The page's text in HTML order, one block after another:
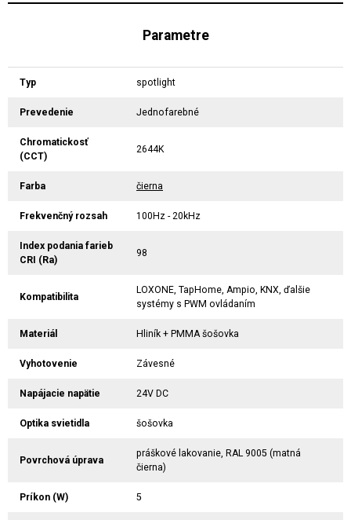
Parametre
Typ spotlight
Prevedenie Jednofarebné
Chromatickosť
(CCT)
2644K
Farba čierna
Frekvenčný rozsah 100Hz - 20kHz
Index podania farieb
CRI (Ra)
98
Kompatibilita
LOXONE, TapHome, Ampio, KNX, ďalšie
systémy s PWM ovládaním
Materiál Hliník + PMMA šošovka
Vyhotovenie Závesné
Napájacie napätie 24V DC
Optika svietidla šošovka
Povrchová úprava
práškové lakovanie, RAL 9005 (matná
čierna)
Príkon (W) 5